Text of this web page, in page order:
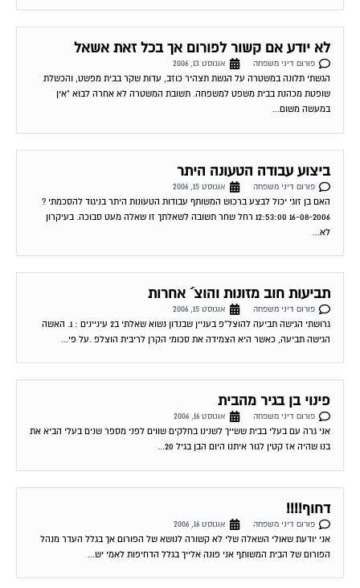
לא יודע אם קשור לפורום אך בכל זאת אשאל
פורום דיני משפחה
אוגוסט 13, 2006
הגשתי תלונה במשטרה על הגשת תצהיר כוזב, עדות שקר בבית מפשט, והכשלת
שופטת מכהנת בבית משפט למשפחה. תשובת המשטרה לא אחרה לבוא "אין
במעשה משום...
ביצוע עבודה הטעונה היתר
פורום דיני משפחה
אוגוסט 15, 2006
האם בן זוגי יכול לבצע ברכוש המשותף עבודות הטעונות היתר בניגוד להסכמתי ?
16-08-2006 12:53:00 רחל שחר תשובה לשאלתך זו שאלה מעט סבוכה. בעיקרון
לא...
תביעות חוב מזונות והוצ´ אחרות
פורום דיני משפחה
אוגוסט 15, 2006
גרושתי הגישה תביעה להוצל"פ בעניין שבנדון נשוא שאלתי ב2 עיניינים : 1. האשה
הגישה תביעה, כאשר היא הצמידה את סכומי הקרן לריבית הוצלפ .על פי...
פינוי בן בגיר מהבית
פורום דיני משפחה
אוגוסט 16, 2006
אני גרה עם בעלי בבית ששייך לשנינו בחלקים שווים לפני מספר שנים בעלי הביא את
בנו שהיה אז קטין לגור איתנו היום הבן בגיל 20...
דחוף!!!!
פורום דיני משפחה
אוגוסט 16, 2006
אני יודעת שאולי השאלה שלי לא קשורה לנושא של הפורום אך בגלל העדר מנהל
הפורום של הבית המשותף אני פונה אלייך בגלל הדחיפות לאמי יש...